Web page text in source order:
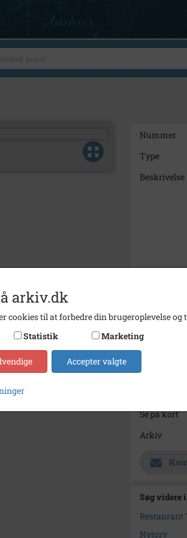
Nummer
Type
Beskrivelse
Periode
Se på kort
Arkiv
Søg videre
Restaurant
Nytorv
arkiv.dk
cookies til at forbedre din brugeroplevelse
Statistik Marketing
Accepter valgte